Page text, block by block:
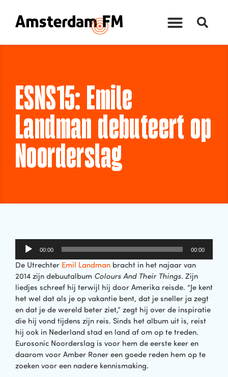
ESNS15: Emile
Landman debuteert op
Noorderslag
Audiospeler
00:00 00:00
De Utrechter Emil Landman bracht in het najaar van
2014 zijn debuutalbum Colours And Their Things. Zijn
liedjes schreef hij terwijl hij door Amerika reisde. “Je kent
het wel dat als je op vakantie bent, dat je sneller ja zegt
en dat je de wereld beter ziet,” zegt hij over de inspiratie
die hij vond tijdens zijn reis. Sinds het album uit is, reist
hij ook in Nederland stad en land af om op te treden.
Eurosonic Noorderslag is voor hem de eerste keer en
daarom voor Amber Roner een goede reden hem op te
zoeken voor een nadere kennismaking.